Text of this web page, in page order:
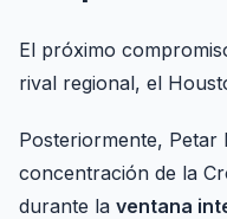
El próximo
rival regional, el
Posteriormente,
concentración de la
durante la ventana